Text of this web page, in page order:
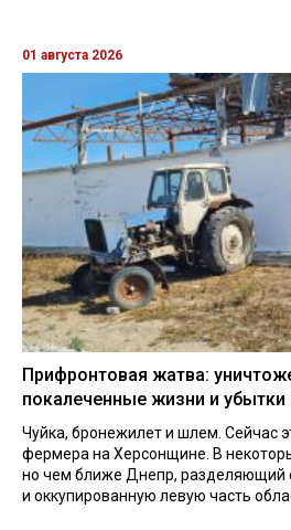
01 августа 2026
Прифронтовая жатва:
покалеченные жизни и убытки
Чуйка, бронежилет и шлем. Сейчас
фермера на Херсонщине. В
но чем ближе Днепр, разделяющий
и оккупированную левую часть